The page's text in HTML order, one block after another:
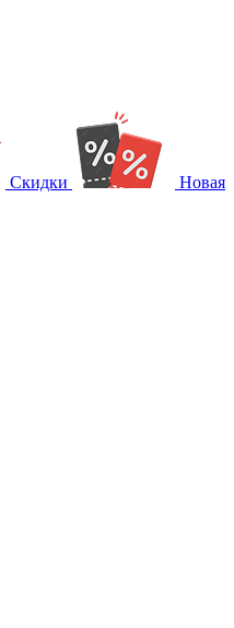
Скидки Новая